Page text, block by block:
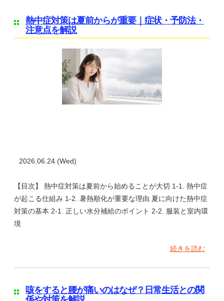
熱中症対策は夏前からが重要｜症状・予防法・
注意点を解説
2026.06.24 (Wed)
【目次】 熱中症対策は夏前から始めることが大切 1-1. 熱中症
が起こる仕組み 1-2. 暑熱順化が重要な理由 夏に向けた熱中症
対策の基本 2-1. 正しい水分補給のポイント 2-2. 服装と室内環
境
続きを読む
咳をすると腰が痛いのはなぜ？日常生活との関